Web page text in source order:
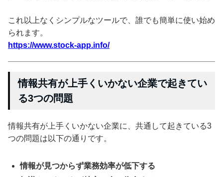
これ以上なくシンプルなツールで、誰でも簡単に使い始め
られます。
https://www.stock-app.info/
情報共有が上手くいかない企業で起きてい
る3つの問題
情報共有が上手くいかない企業に、共通して起きている3
つの問題は以下の通りです。
情報が見つからず業務効率が低下する